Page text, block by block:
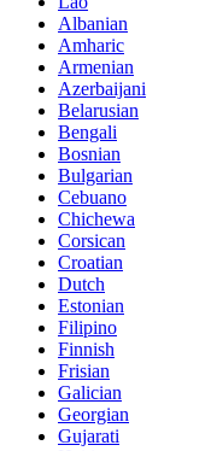
Albanian
Amharic
Armenian
Azerbaijani
Belarusian
Bengali
Bosnian
Bulgarian
Cebuano
Chichewa
Corsican
Croatian
Dutch
Estonian
Filipino
Finnish
Frisian
Galician
Georgian
Gujarati